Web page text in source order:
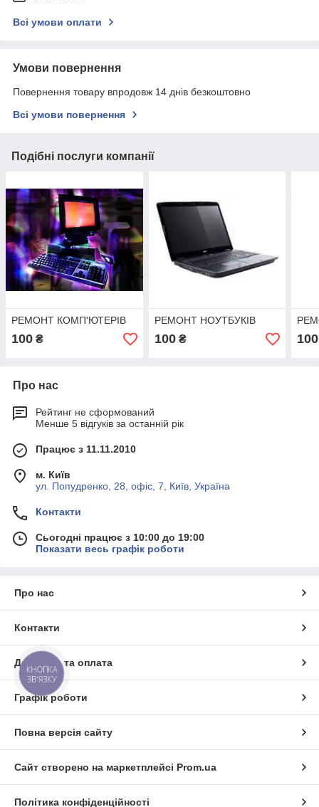
Всі умови оплати
Умови повернення
Повернення товару впродовж 14 днів безкоштовно
Всі умови повернення
Подібні послуги компанії
РЕМОНТ КОМП'ЮТЕРІВ
100 ₴
РЕМОНТ НОУТБУКІВ
100₴ 100
Про нас
Рейтинг не сформований
Менше 5 відгуків за останній рік
Працює з 11.11.2010
м. Київ
ул. Попудренко, 28, офіс, 7, Київ, Україна
Контакти
Сьогодні працює з 10:00 до 19:00
Показати весь графік роботи
Про нас
Контакти
Доставка та оплата
Графік роботи
Повна версія сайту
Сайт створено на маркетплейсі Prom.ua
Політика конфіденційності
КНОПКА
ЗВ'ЯЗКУ